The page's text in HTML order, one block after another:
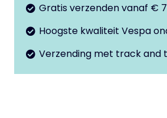
Sprint
aantal
Gratis verzenden vanaf €
Hoogste kwaliteit Vespa
Verzending met track and